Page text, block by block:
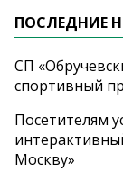
ПОСЛЕДНИЕ
СП
спортивный
Посетителям
Москву»